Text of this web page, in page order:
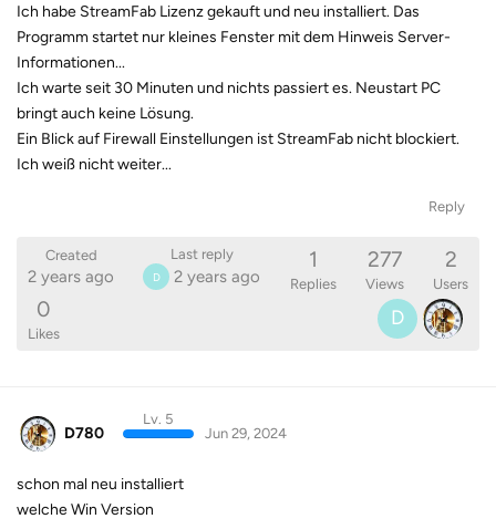
Ich habe StreamFab Lizenz gekauft und neu installiert. Das
Programm startet nur kleines Fenster mit dem Hinweis Server-
Informationen...
Ich warte seit 30 Minuten und nichts passiert es. Neustart PC
bringt auch keine Lösung.
Ein Blick auf Firewall Einstellungen ist StreamFab nicht blockiert.
Ich weiß nicht weiter...
Reply
Created
2 years ago
Last reply
D 2 years ago
1
Replies
277
Views
2
Users
0
Likes
D
D780
Lv. 5
Jun 29, 2024
schon mal neu installiert
welche Win Version